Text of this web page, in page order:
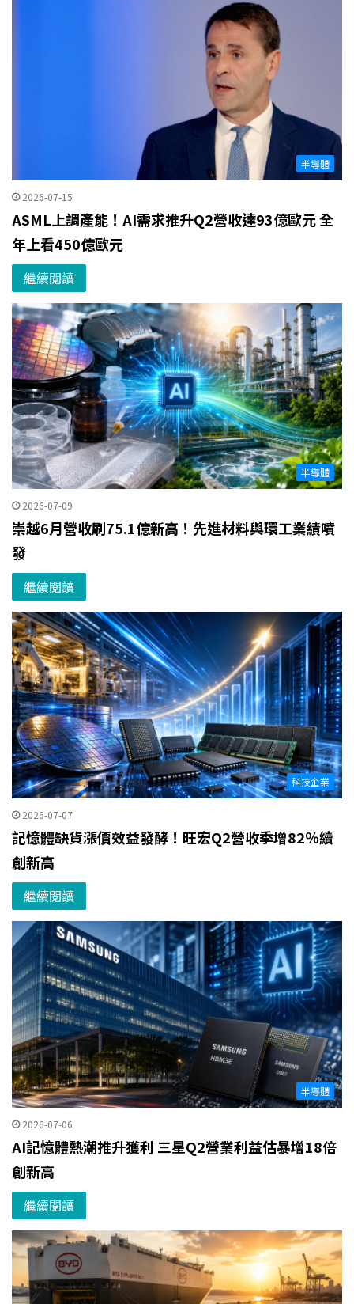
半導體
2026-07-15
ASML上調產能！AI需求推升Q2營收達93億歐元 全
年上看450億歐元
繼續閱讀
半導體
2026-07-09
崇越6月營收刷75.1億新高！先進材料與環工業績噴
發
繼續閱讀
科技企業
2026-07-07
記憶體缺貨漲價效益發酵！旺宏Q2營收季增82％續
創新高
繼續閱讀
半導體
2026-07-06
AI記憶體熱潮推升獲利 三星Q2營業利益估暴增18倍
創新高
繼續閱讀